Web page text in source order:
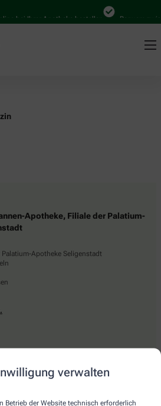
verwalten
Betrieb der Website technisch erforderlich
bei Ihrer Apotheke bestellen Bequem
Apotheke, Filiale der Palatium-
Apotheke Seligenstadt
Zahlungsart Ihrer Apotheke vor Ort.